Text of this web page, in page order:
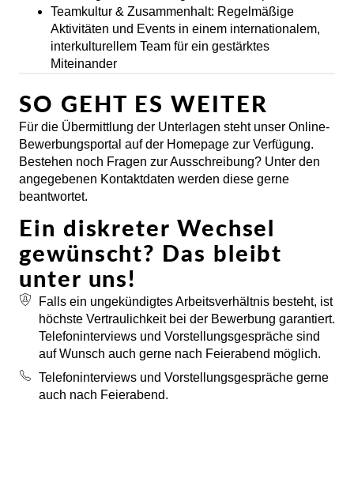
Teamkultur & Zusammenhalt: Regelmäßige
Aktivitäten und Events in einem internationalem,
interkulturellem Team für ein gestärktes
Miteinander
SO GEHT ES WEITER
Für die Übermittlung der Unterlagen steht unser Online-
Bewerbungsportal auf der Homepage zur Verfügung.
Bestehen noch Fragen zur Ausschreibung? Unter den
angegebenen Kontaktdaten werden diese gerne
beantwortet.
Ein diskreter Wechsel
gewünscht? Das bleibt
unter uns!
Falls ein ungekündigtes Arbeitsverhältnis besteht, ist
höchste Vertraulichkeit bei der Bewerbung garantiert.
Telefoninterviews und Vorstellungsgespräche sind
auf Wunsch auch gerne nach Feierabend möglich.
Telefoninterviews und Vorstellungsgespräche gerne
auch nach Feierabend.